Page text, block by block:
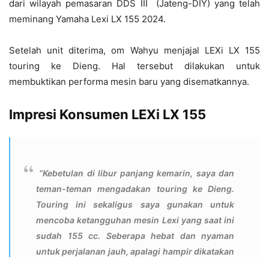
dari wilayah pemasaran DDS III (Jateng-DIY) yang telah
meminang Yamaha Lexi LX 155 2024.
Setelah unit diterima, om Wahyu menjajal LEXi LX 155
touring ke Dieng. Hal tersebut dilakukan untuk
membuktikan performa mesin baru yang disematkannya.
Impresi Konsumen LEXi LX 155
“Kebetulan di libur panjang kemarin, saya dan
teman-teman mengadakan touring ke Dieng.
Touring ini sekaligus saya gunakan untuk
mencoba ketangguhan mesin Lexi yang saat ini
sudah 155 cc. Seberapa hebat dan nyaman
untuk perjalanan jauh, apalagi hampir dikatakan